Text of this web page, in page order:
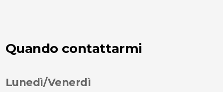
Quando contattarmi
Lunedì/Venerdì